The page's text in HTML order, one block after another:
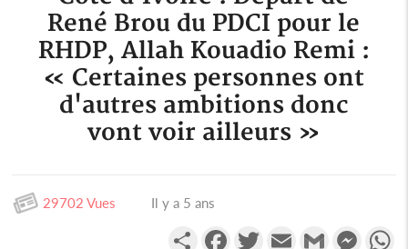
René Brou du PDCI pour le
RHDP, Allah Kouadio Remi :
« Certaines personnes ont
d'autres ambitions donc
vont voir ailleurs »
29702 Vues Il y a 5 ans
PartagerFacebookTwitterEmail Gmail